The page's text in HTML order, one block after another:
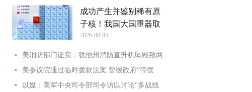
成功产生并鉴别稀有原
子核！我国大国重器取
2026-08-05
美消防部门证实：犹他州消防直升机坠毁致两
美参议院通过临时拨款法案 暂缓政府“停摆
以媒：美军中央司令部司令访以讨论“多战线